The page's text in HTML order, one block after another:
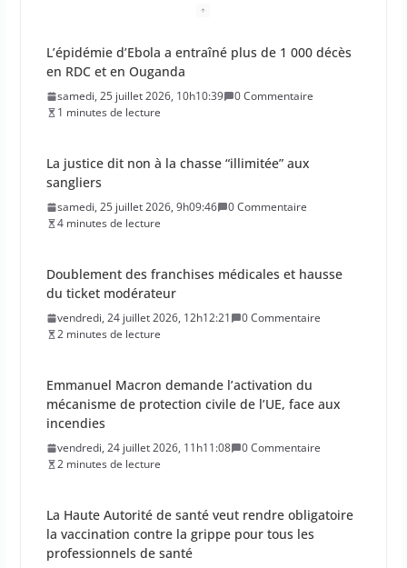
L’épidémie d’Ebola a entraîné plus de 1 000 décès
en RDC et en Ouganda
samedi, 25 juillet 2026, 10h10:39
0 Commentaire
1 minutes de lecture
La justice dit non à la chasse “illimitée” aux
sangliers
samedi, 25 juillet 2026, 9h09:46
0 Commentaire
4 minutes de lecture
Doublement des franchises médicales et hausse
du ticket modérateur
vendredi, 24 juillet 2026, 12h12:21
0 Commentaire
2 minutes de lecture
Emmanuel Macron demande l’activation du
mécanisme de protection civile de l’UE, face aux
incendies
vendredi, 24 juillet 2026, 11h11:08
0 Commentaire
2 minutes de lecture
La Haute Autorité de santé veut rendre obligatoire
la vaccination contre la grippe pour tous les
professionnels de santé